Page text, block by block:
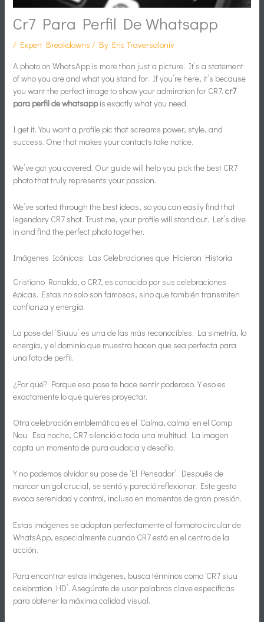
Cr7 Para Perfil De Whatsapp
/ Expert Breakdowns / By Eric Traversaloniv
A photo on WhatsApp is more than just a picture. It’s a statement
of who you are and what you stand for. If you’re here, it’s because
you want the perfect image to show your admiration for CR7.cr7
para perfil de whatsappis exactly what you need.
I get it. You want a profile pic that screams power, style, and
success. One that makes your contacts take notice.
We’ve got you covered. Our guide will help you pick the best CR7
photo that truly represents your passion.
We’ve sorted through the best ideas, so you can easily find that
legendary CR7 shot. Trust me, your profile will stand out. Let’s dive
in and find the perfect photo together.
Imágenes Icónicas: Las Celebraciones que Hicieron Historia
Cristiano Ronaldo, o CR7, es conocido por sus celebraciones
épicas. Estas no solo son famosas, sino que también transmiten
confianza y energía.
La pose del ‘Siuuu’ es una de las más reconocibles. La simetría, la
energía, y el dominio que muestra hacen que sea perfecta para
una foto de perfil.
¿Por qué? Porque esa pose te hace sentir poderoso. Y eso es
exactamente lo que quieres proyectar.
Otra celebración emblemática es el ‘Calma, calma’ en el Camp
Nou. Esa noche, CR7 silenció a toda una multitud. La imagen
capta un momento de pura audacia y desafío.
Y no podemos olvidar su pose de ‘El Pensador’. Después de
marcar un gol crucial, se sentó y pareció reflexionar. Este gesto
evoca serenidad y control, incluso en momentos de gran presión.
Estas imágenes se adaptan perfectamente al formato circular de
WhatsApp, especialmente cuando CR7 está en el centro de la
acción.
Para encontrar estas imágenes, busca términos como ‘CR7 siuu
celebration HD’. Asegúrate de usar palabras clave específicas
para obtener la máxima calidad visual.